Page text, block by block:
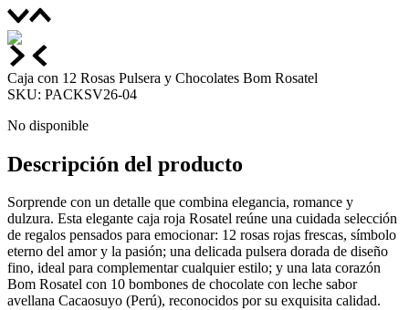
Caja con 12 Rosas Pulsera y Chocolates Bom Rosatel
SKU: PACKSV26-04
No disponible
Descripción del producto
Sorprende con un detalle que combina elegancia, romance y
dulzura. Esta elegante caja roja Rosatel reúne una cuidada selección
de regalos pensados para emocionar: 12 rosas rojas frescas, símbolo
eterno del amor y la pasión; una delicada pulsera dorada de diseño
fino, ideal para complementar cualquier estilo; y una lata corazón
Bom Rosatel con 10 bombones de chocolate con leche sabor
avellana Cacaosuyo (Perú), reconocidos por su exquisita calidad.